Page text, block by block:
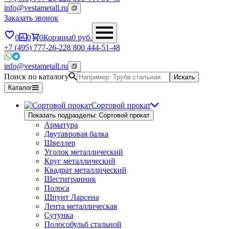
info@vestametall.ru
Заказать звонок
0 0 0Корзина0 руб.
+7 (495) 777-26-228 800 444-51-48
info@vestametall.ru
Поиск по каталогу
Искать
Каталог
Сортовой прокат
Показать подразделы: Сортовой прокат
Арматура
Двутавровая балка
Швеллер
Уголок металлический
Круг металлический
Квадрат металлический
Шестигранник
Полоса
Шпунт Ларсена
Лента металлическая
Сутунка
Полособульб стальной